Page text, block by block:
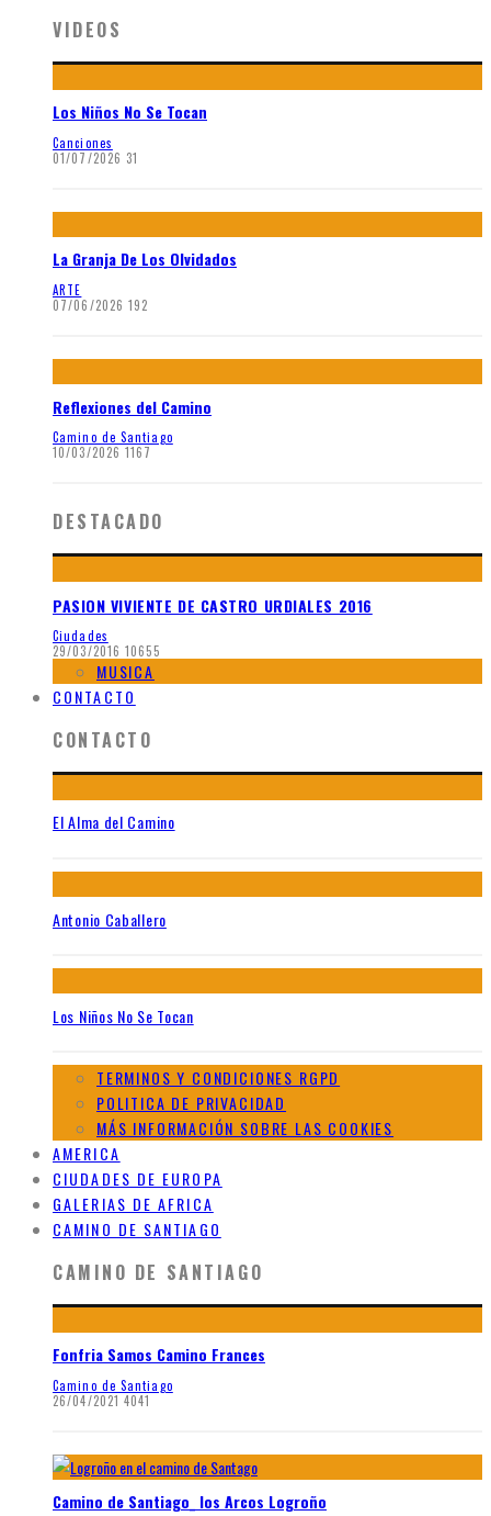
VIDEOS
Los Niños No Se Tocan
Canciones
01/07/2026 31
La Granja De Los Olvidados
ARTE
07/06/2026 192
Reflexiones del Camino
Camino de Santiago
10/03/2026 1167
DESTACADO
PASION VIVIENTE DE CASTRO URDIALES 2016
Ciudades
29/03/2016 10655
MUSICA
CONTACTO
CONTACTO
El Alma del Camino
Antonio Caballero
Los Niños No Se Tocan
TERMINOS Y CONDICIONES RGPD
POLITICA DE PRIVACIDAD
MÁS INFORMACIÓN SOBRE LAS COOKIES
AMERICA
CIUDADES DE EUROPA
GALERIAS DE AFRICA
CAMINO DE SANTIAGO
CAMINO DE SANTIAGO
Fonfria Samos Camino Frances
Camino de Santiago
26/04/2021 4041
Camino de Santiago_ los Arcos Logroño